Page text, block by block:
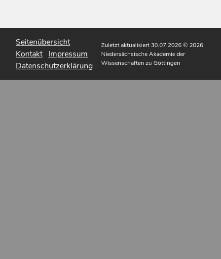
Seitenübersicht
Kontakt Impressum
Datenschutzerklärung
Zuletzt aktualisiert 30.07.2026© 2026
Niedersächsische Akademie der
Wissenschaften zu Göttingen